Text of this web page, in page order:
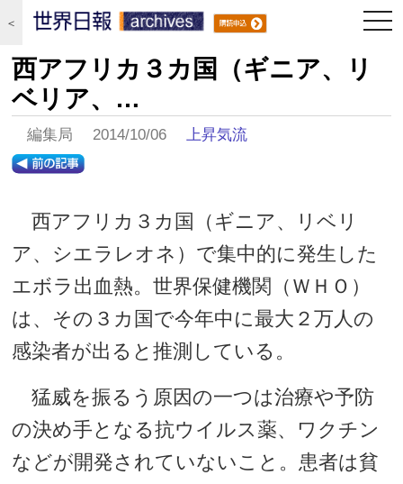
＜
西アフリカ３カ国（ギニア、リ
ベリア、…
編集局 2014/10/06上昇気流
西アフリカ３カ国（ギニア、リベリ
ア、シエラレオネ）で集中的に発生した
エボラ出血熱。世界保健機関（ＷＨＯ）
は、その３カ国で今年中に最大２万人の
感染者が出ると推測している。
猛威を振るう原因の一つは治療や予防
の決め手となる抗ウイルス薬、ワクチン
などが開発されていないこと。患者は貧